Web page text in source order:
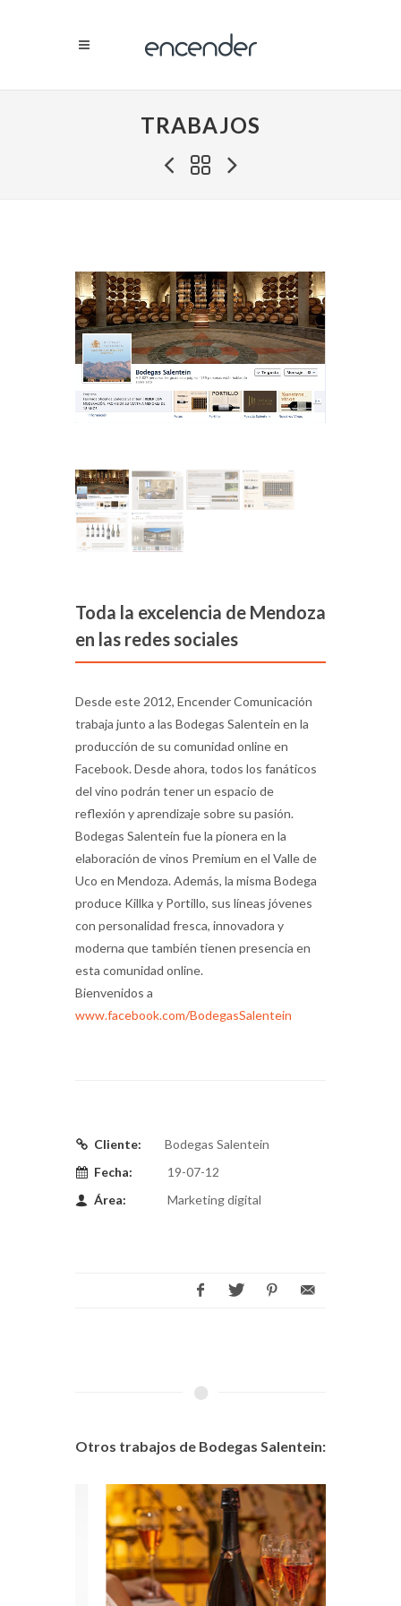
TRABAJOS
Toda la excelencia de Mendoza
en las redes sociales
Desde este 2012, Encender Comunicación
trabaja junto a las Bodegas Salentein en la
producción de su comunidad online en
Facebook. Desde ahora, todos los fanáticos
del vino podrán tener un espacio de
reflexión y aprendizaje sobre su pasión.
Bodegas Salentein fue la pionera en la
elaboración de vinos Premium en el Valle de
Uco en Mendoza. Además, la misma Bodega
produce Killka y Portillo, sus líneas jóvenes
con personalidad fresca, innovadora y
moderna que también tienen presencia en
esta comunidad online.
Bienvenidos a
www.facebook.com/BodegasSalentein
Cliente:
Bodegas Salentein
Fecha:
19-07-12
Área:
Marketing digital
Otros trabajos de Bodegas Salentein: